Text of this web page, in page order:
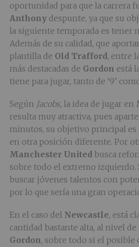
oportunidad para que la carrera
Anthony despunte, ya que su
la siguiente temporada es tener
Además de su calidad, que
plantilla de Old Trafford, entre
más destacadas de Gordon está
tiene para jugar, tanto de ‘9’
Según Jacobs, la idea de jugar en
resulta muy atractiva, pues
minutos, su objetivo principal es
en otra posición diferente. Por
Manchester Unitedbusca
sobre todo el extremo izquierdo.
buscar jóvenes talentos con
por lo que sería una gran
En el caso del Newcastle, está
cantidad bastante alta, al nivel
Gordon, sobre todo si el posible